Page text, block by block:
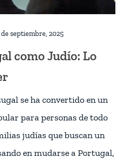
septiembre, 2025
como Judío: Lo
se ha convertido en un
para personas de todo
judías que buscan un
en mudarse a Portugal,